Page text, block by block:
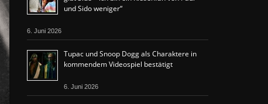
und Sido weniger“
6. Juni 2026
Tupac und Snoop Dogg als Charaktere in
kommendem Videospiel bestätigt
6. Juni 2026